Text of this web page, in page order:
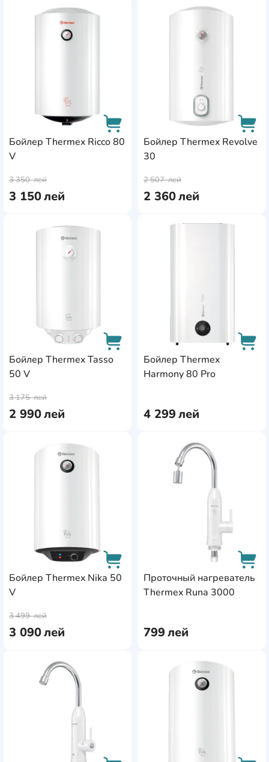
Бойлер Thermex Ricco 80
V
3 150лей
3 350лей
AddCardToFavourite
Бойлер Thermex Revolve
30
2 360лей
2 507лей
Бойлер Thermex Tasso
50 V
2 990лей
3 175лей
Бойлер Thermex
Harmony 80 Pro
4 299лей
Бойлер Thermex Nika 50
V
3 090лей
3 499лей
AddCardToFavourite
Проточный нагреватель
Thermex Runa 3000
799лей
AddCardToFavourite